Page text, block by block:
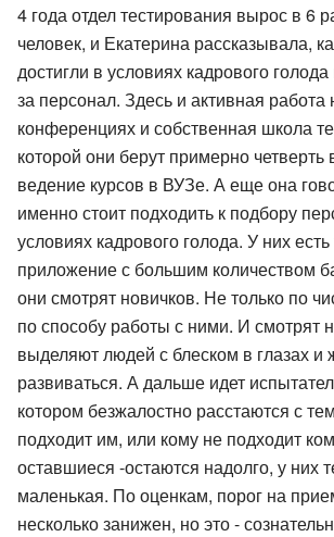
4 года отдел тестирования вырос в 6
человек, и Екатерина рассказывала,
достигли в условиях кадрового
за персонал. Здесь и активная
конференциях и собственная школа
которой они берут примерно четверть
ведение курсов в ВУЗе. А еще она
именно стоит подходить к подбору
условиях кадрового голода. У них
приложение с большим количеством
они смотрят новичков. Не только по
по способу работы с ними. И смотрят
выделяют людей с блеском в глазах
развиваться. А дальше идет
котором безжалостно расстаются с
подходит им, или кому не подходит
оставшиеся -остаются надолго, у них
маленькая. По оценкам, порог на
несколько занижен, но это -